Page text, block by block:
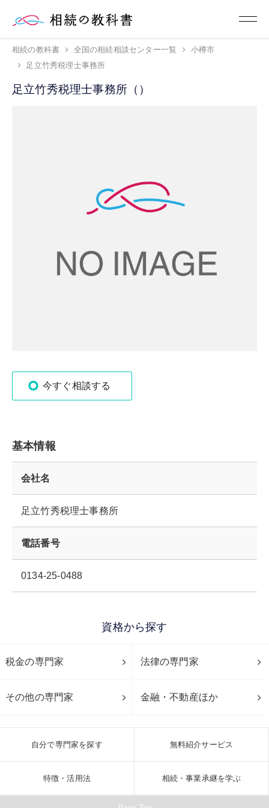
相続の教科書 全国の相続相談センター一覧
小樽市
足立竹秀税理士事務所
足立竹秀税理士事務所（）
今すぐ相談する
基本情報
会社名
足立竹秀税理士事務所
電話番号
0134-25-0488
資格から探す
税金の専門家 法律の専門家
その他の専門家 金融・不動産ほか
自分で専門家を探す 無料紹介サービス
特徴・活用法 相続・事業承継を学ぶ